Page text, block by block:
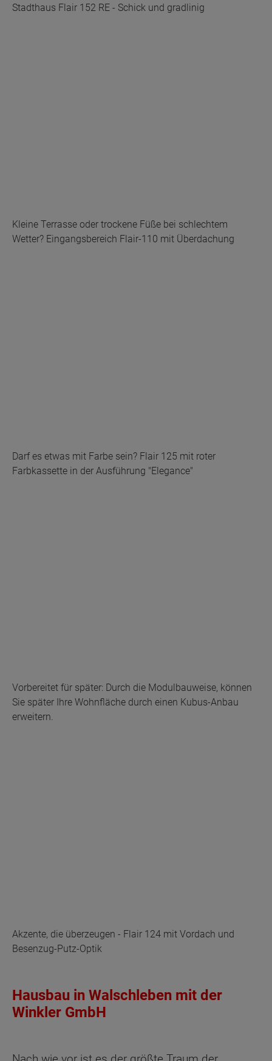
Stadthaus Flair 152 RE - Schick und gradlinig
Kleine Terrasse oder trockene Füße bei schlechtem
Wetter? Eingangsbereich Flair-110 mit Überdachung
Darf es etwas mit Farbe sein? Flair 125 mit roter
Farbkassette in der Ausführung "Elegance"
Vorbereitet für später: Durch die Modulbauweise, können
Sie später Ihre Wohnfläche durch einen Kubus-Anbau
erweitern.
Akzente, die überzeugen - Flair 124 mit Vordach und
Besenzug-Putz-Optik
Hausbau in Walschleben mit der
Winkler GmbH